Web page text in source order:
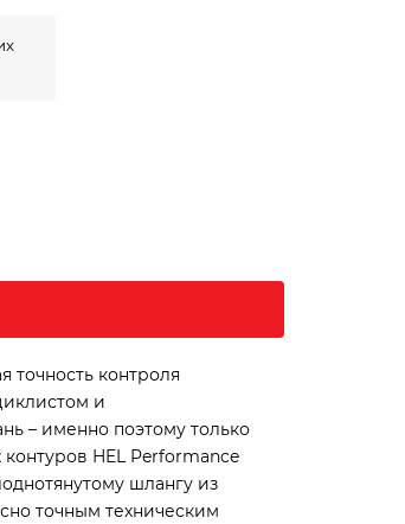
контроля
и
– именно поэтому только
HEL Performance
шлангу из
точным техническим